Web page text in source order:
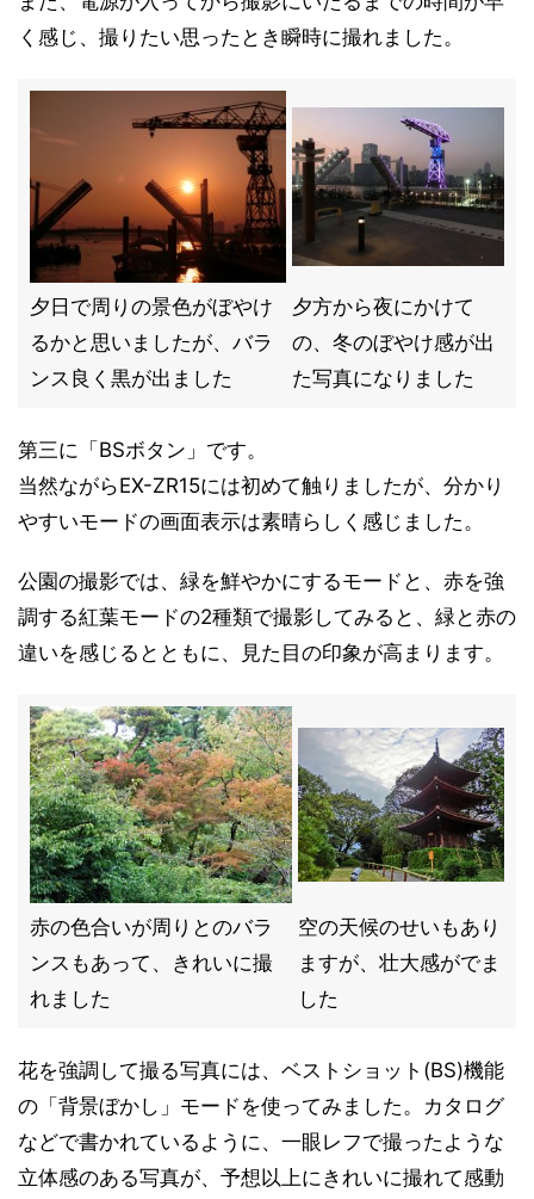
く感じ、撮りたい思ったとき瞬時に撮れました。
夕日で周りの景色がぼやけ
るかと思いましたが、バラ
ンス良く黒が出ました
夕方から夜にかけて
の、冬のぼやけ感が出
た写真になりました
第三に「BSボタン」です。
当然ながらEX-ZR15には初めて触りましたが、分かり
やすいモードの画面表示は素晴らしく感じました。
公園の撮影では、緑を鮮やかにするモードと、赤を強
調する紅葉モードの2種類で撮影してみると、緑と赤の
違いを感じるとともに、見た目の印象が高まります。
赤の色合いが周りとのバラ
ンスもあって、きれいに撮
れました
空の天候のせいもあり
ますが、壮大感がでま
した
花を強調して撮る写真には、ベストショット(BS)機能
の「背景ぼかし」モードを使ってみました。カタログ
などで書かれているように、一眼レフで撮ったような
立体感のある写真が、予想以上にきれいに撮れて感動